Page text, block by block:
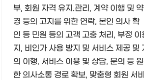
부, 회원 자격 유지.관리, 계약 이행 및
경 등의 고지를 위한 연락, 본인 의사 확
인 등 민원 등의 고객 고충 처리, 부정 이
지, 비인가 사용 방지 및 서비스 제공 및
의 이행, 서비스 이용 및 상담, 문의 등
한 의사소통 경로 확보, 맞춤형 회원 서